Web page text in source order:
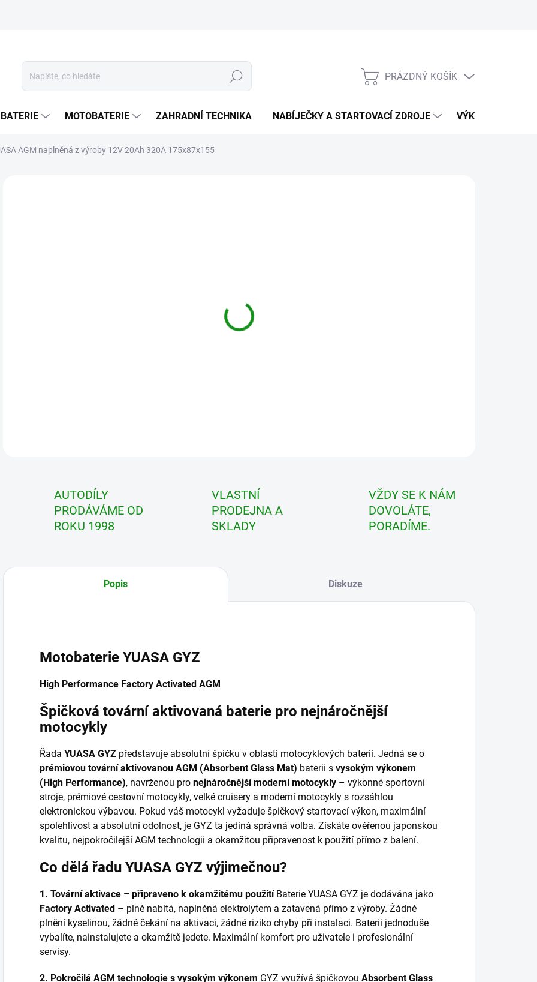
Hledat
NÁKUPNÍ
PRÁZDNÝ KOŠÍK
MOTOBATERIE ZAHRADNÍ TECHNIKA NABÍJEČKY A STARTOVACÍ ZDROJE VÝKUP
AGM naplněná z výroby 12V 20Ah 320A 175x87x155
AUTODÍLY
PRODÁVÁME OD
ROKU 1998
VLASTNÍ
PRODEJNA A
SKLADY
VŽDY SE K NÁM
DOVOLÁTE,
PORADÍME.
Popis Diskuze
Motobaterie YUASA GYZ
High Performance Factory Activated AGM
Špičková tovární aktivovaná baterie pro nejnáročnější
motocykly
Řada YUASA GYZ představuje absolutní špičku v oblasti motocyklových baterií. Jedná se o
prémiovou tovární aktivovanou AGM (Absorbent Glass Mat) baterii s vysokým výkonem
(High Performance), navrženou pro nejnáročnější moderní motocykly – výkonné sportovní
stroje, prémiové cestovní motocykly, velké cruisery a moderní motocykly s rozsáhlou
elektronickou výbavou. Pokud váš motocykl vyžaduje špičkový startovací výkon, maximální
spolehlivost a absolutní odolnost, je GYZ ta jediná správná volba. Získáte ověřenou japonskou
kvalitu, nejpokročilejší AGM technologii a okamžitou připravenost k použití přímo z balení.
Co dělá řadu YUASA GYZ výjimečnou?
1. Tovární aktivace – připraveno k okamžitému použitíBaterie YUASA GYZ je dodávána jako
Factory Activated – plně nabitá, naplněná elektrolytem a zatavená přímo z výroby. Žádné
plnění kyselinou, žádné čekání na aktivaci, žádné riziko chyby při instalaci. Baterii jednoduše
vybalíte, nainstalujete a okamžitě jedete. Maximální komfort pro uživatele i profesionální
servisy.
2. Pokročilá AGM technologie s vysokým výkonem GYZ využívá špičkovou Absorbent Glass